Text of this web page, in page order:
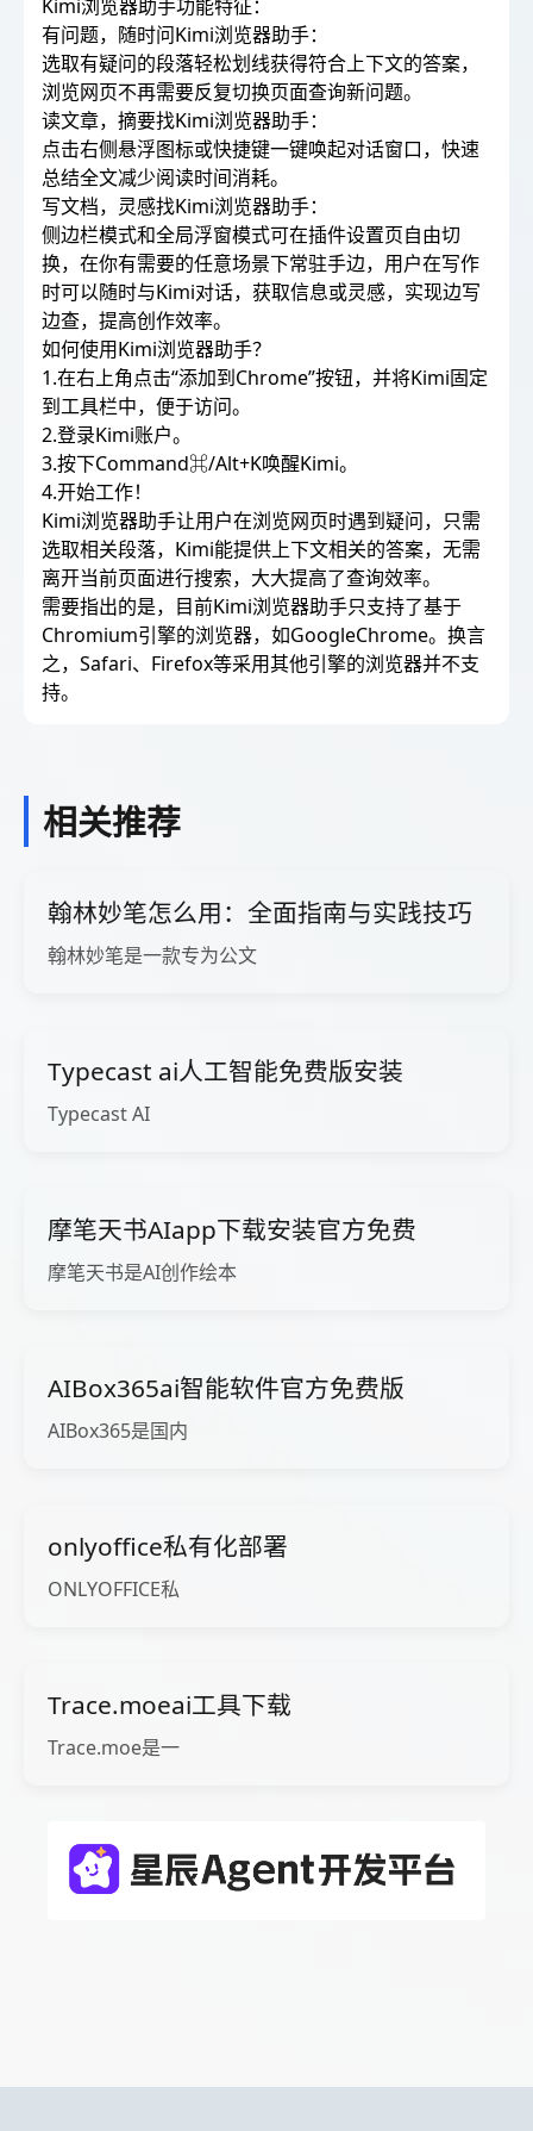
Kimi浏览器助手功能特征：
有问题，随时问Kimi浏览器助手：
选取有疑问的段落轻松划线获得符合上下文的答案，
浏览网页不再需要反复切换页面查询新问题。
读文章，摘要找Kimi浏览器助手：
点击右侧悬浮图标或快捷键一键唤起对话窗口，快速
总结全文减少阅读时间消耗。
写文档，灵感找Kimi浏览器助手：
侧边栏模式和全局浮窗模式可在插件设置页自由切
换，在你有需要的任意场景下常驻手边，用户在写作
时可以随时与Kimi对话，获取信息或灵感，实现边写
边查，提高创作效率。
如何使用Kimi浏览器助手？
1.在右上角点击“添加到Chrome”按钮，并将Kimi固定
到工具栏中，便于访问。
2.登录Kimi账户。
3.按下Command⌘/Alt+K唤醒Kimi。
4.开始工作！
Kimi浏览器助手让用户在浏览网页时遇到疑问，只需
选取相关段落，Kimi能提供上下文相关的答案，无需
离开当前页面进行搜索，大大提高了查询效率。
需要指出的是，目前Kimi浏览器助手只支持了基于
Chromium引擎的浏览器，如GoogleChrome。换言
之，Safari、Firefox等采用其他引擎的浏览器并不支
持。
相关推荐
翰林妙笔怎么用：全面指南与实践技巧
翰林妙笔是一款专为公文
Typecast ai人工智能免费版安装
Typecast AI
摩笔天书AIapp下载安装官方免费
摩笔天书是AI创作绘本
AIBox365ai智能软件官方免费版
AIBox365是国内
onlyoffice私有化部署
ONLYOFFICE私
Trace.moeai工具下载
Trace.moe是一